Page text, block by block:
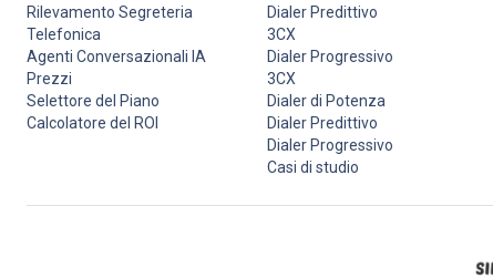
Rilevamento Segreteria
Telefonica
Agenti Conversazionali IA
Prezzi
Selettore del Piano
Calcolatore del ROI
Dialer Predittivo
3CX
Dialer Progressivo
3CX
Dialer di Potenza
Dialer Predittivo
Dialer Progressivo
Casi di studio